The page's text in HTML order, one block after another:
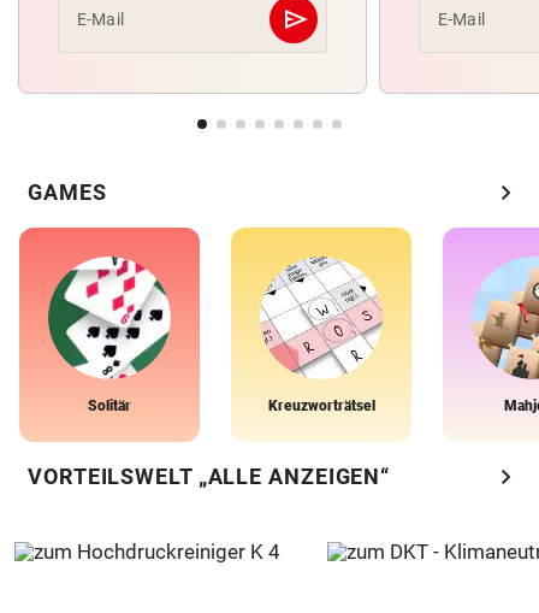
E-Mail send
Abschicken E-Mail
GAMES chevron_right
Solitär Kreuzworträtsel
VORTEILSWELT „ALLE ANZEIGEN“ chevron_right